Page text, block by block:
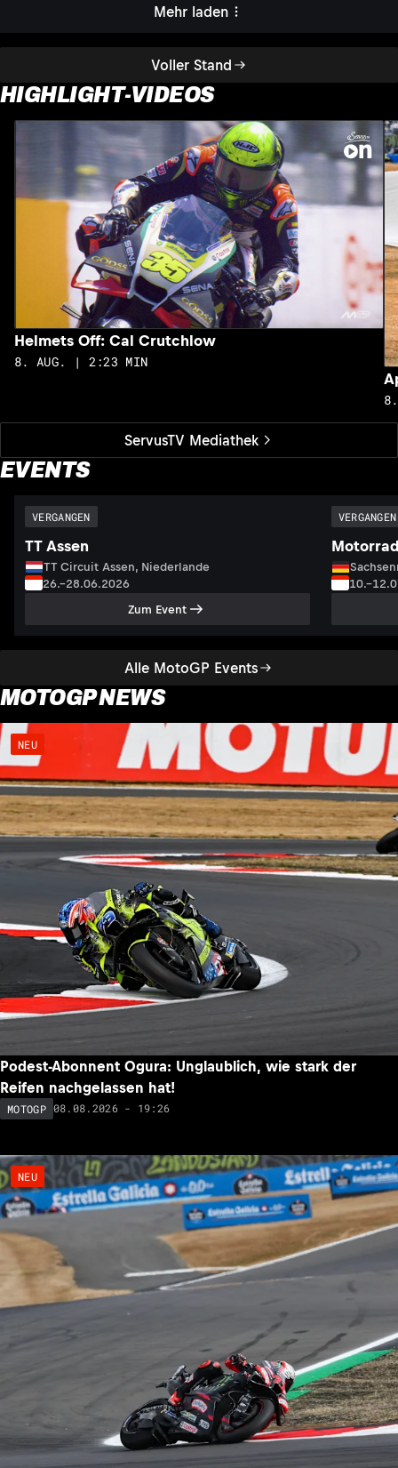
Voller Stand
Mehr laden
HIGHLIGHT-VIDEOS
ServusTV Mediathek
Helmets Off: Cal Crutchlow
8. AUG. | 2:23 MIN
EVENTS
Alle MotoGP Events
VERGANGEN
TT Assen
TT Circuit Assen, Niederlande
26.–28.06.2026
Zum Event
VERGANGEN
MOTOGP NEWS
NEU
Podest-Abonnent Ogura: Unglaublich, wie stark der
Reifen nachgelassen hat!
MOTOGP 08.08.2026 - 19:26
NEU